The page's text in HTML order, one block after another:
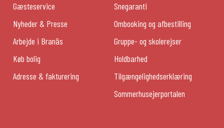
Gæsteservice
Nyheder & Presse
Arbejde i Branäs
Køb bolig
Adresse & fakturering
Snegaranti
Ombooking og afbestilling
Gruppe- og skolerejser
Holdbarhed
Tilgængelighedserklæring
Sommerhusejerportalen